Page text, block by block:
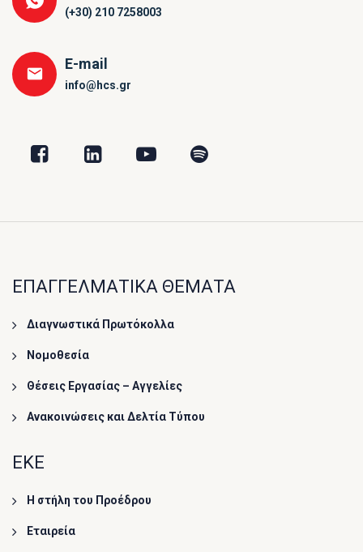
(+30) 210 7258003
E-mail
info@hcs.gr
ΕΠΑΓΓΕΛΜΑΤΙΚΑ ΘΕΜΑΤΑ
Διαγνωστικά Πρωτόκολλα
Νομοθεσία
Θέσεις Εργασίας – Αγγελίες
Ανακοινώσεις και Δελτία Τύπου
ΕΚΕ
Η στήλη του Προέδρου
Εταιρεία